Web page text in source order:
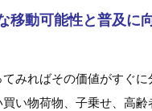
移動可能性と普及に
みればその価値がすぐ
い物荷物、子乗せ、高